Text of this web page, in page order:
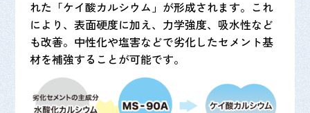
れた「ケイ酸カルシウム」が形成されます。これ
により、表面硬度に加え、力学強度、吸水性など
も改善。中性化や塩害などで劣化したセメント基
材を補強することが可能です。